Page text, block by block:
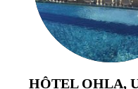
HÔTEL OHLA,